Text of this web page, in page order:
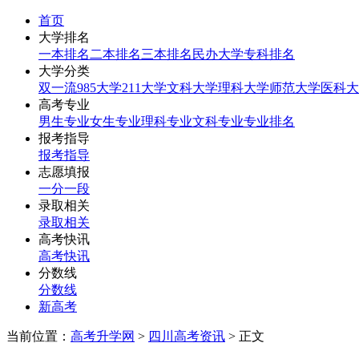
首页
大学排名
一本排名 二本排名三本排名 民办大学专科排名
大学分类
双一流985大学211大学文科大学理科大学师范大学医科
高考专业
男生专业女生专业理科专业文科专业专业排名
报考指导
报考指导
志愿填报
一分一段
录取相关
录取相关
高考快讯
高考快讯
分数线
分数线
新高考
当前位置： 高考升学网 > 四川高考资讯 > 正文